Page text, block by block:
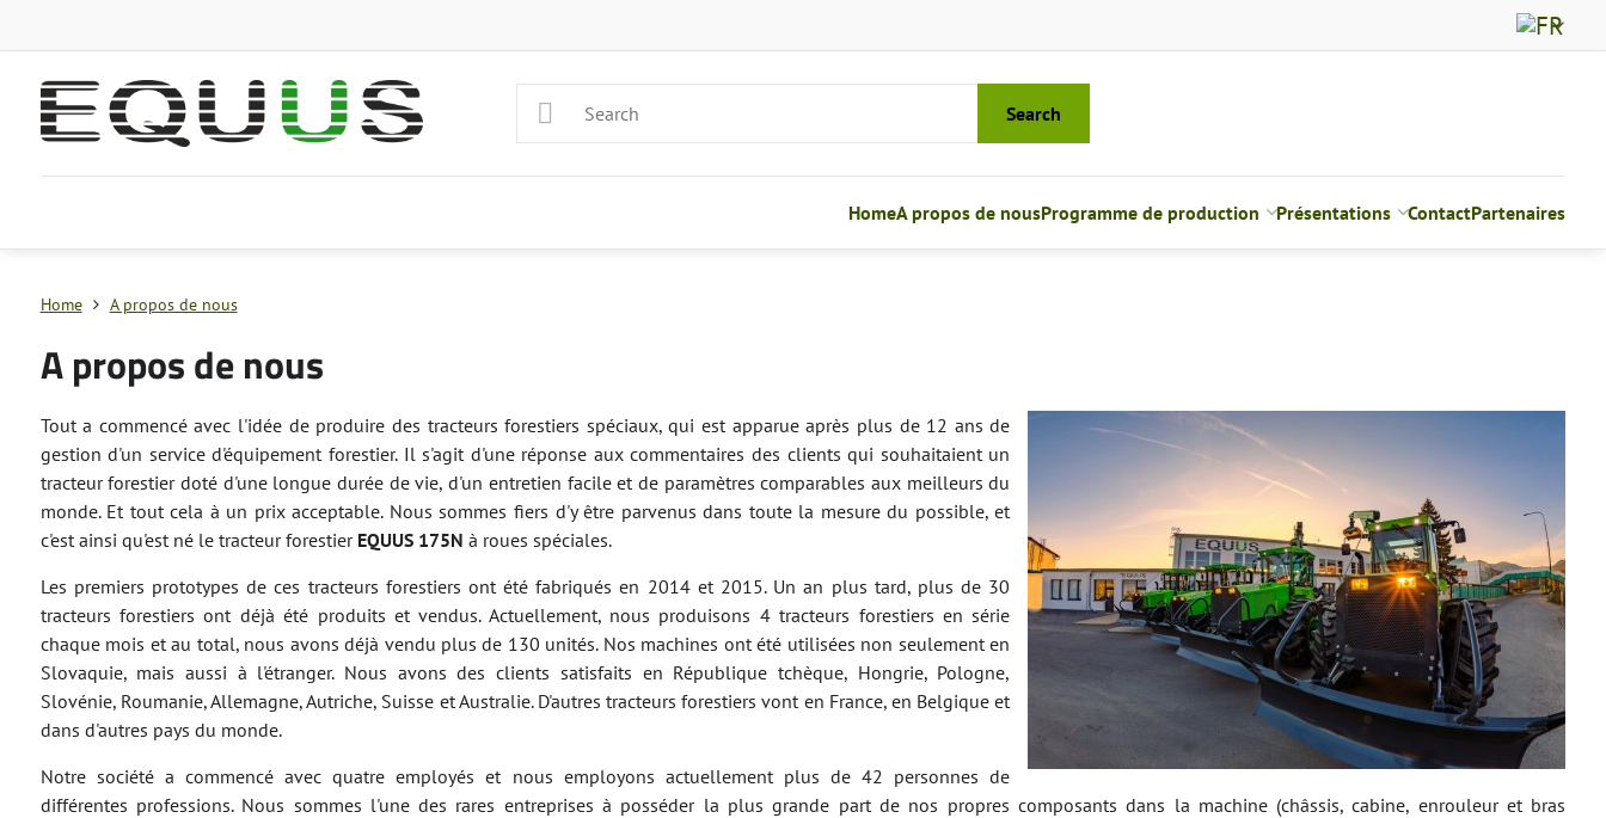
Search
HomeA propos de nousProgramme de production Présentations ContactPartenaires
Home A propos de nous
A propos de nous
Tout a commencé avec l'idée de produire des tracteurs forestiers spéciaux, qui est apparue après plus de 12 ans de
gestion d'un service d'équipement forestier. Il s'agit d'une réponse aux commentaires des clients qui souhaitaient un
tracteur forestier doté d'une longue durée de vie, d'un entretien facile et de paramètres comparables aux meilleurs du
monde. Et tout cela à un prix acceptable. Nous sommes fiers d'y être parvenus dans toute la mesure du possible, et
c'est ainsi qu'est né le tracteur forestier EQUUS 175N à roues spéciales.
Les premiers prototypes de ces tracteurs forestiers ont été fabriqués en 2014 et 2015. Un an plus tard, plus de 30
tracteurs forestiers ont déjà été produits et vendus. Actuellement, nous produisons 4 tracteurs forestiers en série
chaque mois et au total, nous avons déjà vendu plus de 130 unités. Nos machines ont été utilisées non seulement en
Slovaquie, mais aussi à l'étranger. Nous avons des clients satisfaits en République tchèque, Hongrie, Pologne,
Slovénie, Roumanie, Allemagne, Autriche, Suisse et Australie. D'autres tracteurs forestiers vont en France, en Belgique et
dans d'autres pays du monde.
Notre société a commencé avec quatre employés et nous employons actuellement plus de 42 personnes de
différentes professions. Nous sommes l'une des rares entreprises à posséder la plus grande part de nos propres composants dans la machine (châssis, cabine, enrouleur et bras